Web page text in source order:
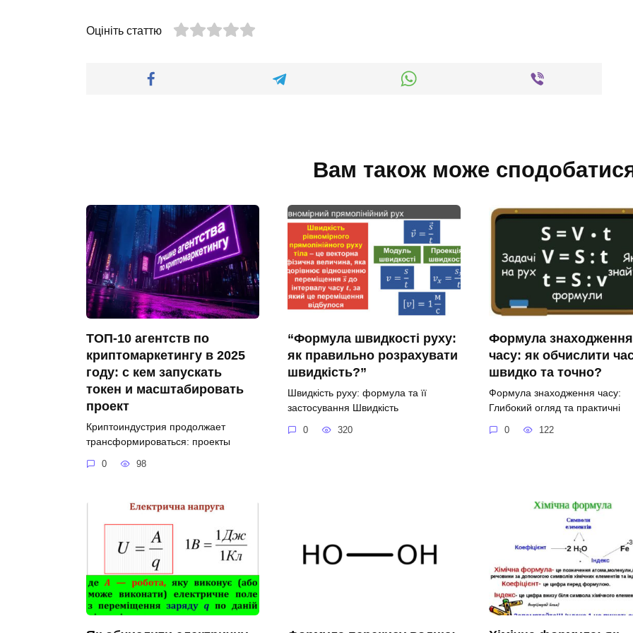
Оцініть статтю
Вам також може
ТОП-10 агентств по
криптомаркетингу в 2025
году: с кем запускать
токен и масштабировать
проект
Криптоиндустрия продолжает
трансформироваться: проекты
0 98
“Формула швидкості руху:
як правильно розрахувати
швидкість?”
Швидкість руху: формула та її
застосування Швидкість
0 320
Формула знаходження
часу: як обчислити
швидко та точно?
Формула знаходження часу:
Глибокий огляд та практичні
0 122